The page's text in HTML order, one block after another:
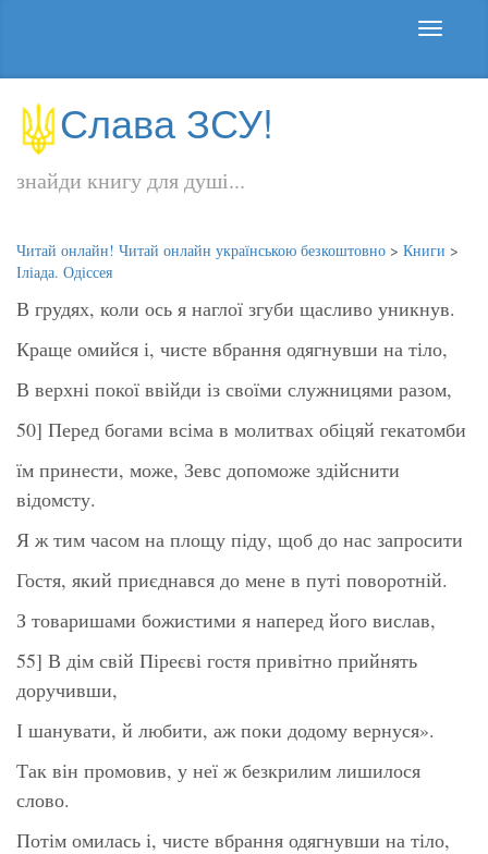
Слава ЗСУ!
знайди книгу для душі...
Читай онлайн! Читай онлайн українською безкоштовно > Книги >
Іліада. Одіссея
В грудях, коли ось я наглої згуби щасливо уникнув.
Краще омийся і, чисте вбрання одягнувши на тіло,
В верхні покої ввійди із своїми служницями разом,
50] Перед богами всіма в молитвах обіцяй гекатомби
їм принести, може, Зевс допоможе здійснити
відомсту.
Я ж тим часом на площу піду, щоб до нас запросити
Гостя, який приєднався до мене в путі поворотній.
З товаришами божистими я наперед його вислав,
55] В дім свій Піреєві гостя привітно прийнять
доручивши,
І шанувати, й любити, аж поки додому вернуся».
Так він промовив, у неї ж безкрилим лишилося
слово.
Потім омилась і, чисте вбрання одягнувши на тіло,